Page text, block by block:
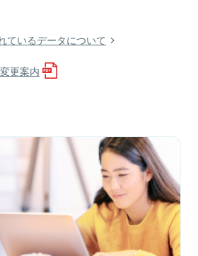
ているデータについて
更案内